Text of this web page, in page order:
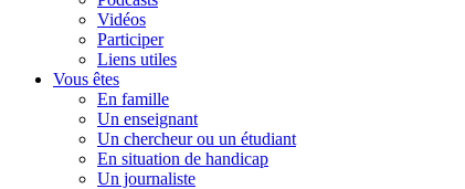
Vidéos
Participer
Liens utiles
Vous êtes
En famille
Un enseignant
Un chercheur ou un étudiant
En situation de handicap
Un journaliste